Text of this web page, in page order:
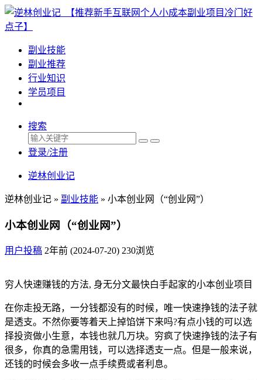
副业技能
副业推荐
行业知识
学员项目
搜索
登录/注册
逆林创业记
逆林创业记 » 副业技能 » 小本创业网（“创业网”）
小本创业网（“创业网”）
用户投稿 2年前 (2024-07-20) 230浏览
穷人快速赚钱的方法, 身无分文最快白手起家的小本创业项目
在你走投无路，一分钱都没有的时候，唯一快速挣钱的法子就
是透支。不然你要等着天上掉馅饼下来吗?有点小钱的可以选
择投资做小生意，本钱也就几万块。穷疯了快速挣钱的法子有
很多，你真的急需用钱，可以选择透支一点。但是一般来说，
还钱的时候会多收一点手续费或者利息。